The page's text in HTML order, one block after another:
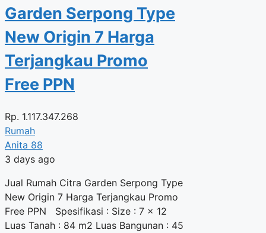
Garden Serpong Type
New Origin 7 Harga
Terjangkau Promo
Free PPN
Rp. 1.117.347.268
Rumah
Anita 88
3 days ago
Jual Rumah Citra Garden Serpong Type
New Origin 7 Harga Terjangkau Promo
Free PPN Spesifikasi : Size : 7 x 12
Luas Tanah : 84 m2 Luas Bangunan : 45